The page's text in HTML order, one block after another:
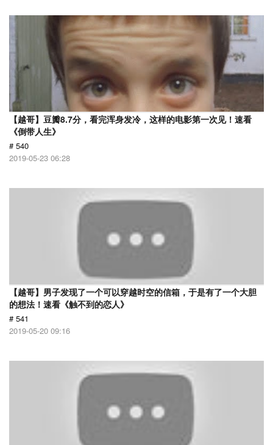
【越哥】豆瓣8.7分，看完浑身发冷，这样的电影第一次见！速看
《倒带人生》
# 540
2019-05-23 06:28
【越哥】男子发现了一个可以穿越时空的信箱，于是有了一个大胆
的想法！速看《触不到的恋人》
# 541
2019-05-20 09:16